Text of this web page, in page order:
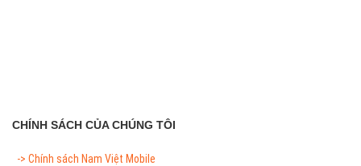
CHÍNH SÁCH CỦA CHÚNG TÔI
-> Chính sách Nam Việt Mobile